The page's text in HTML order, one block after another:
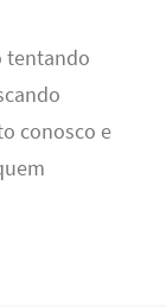
tentando
conosco e